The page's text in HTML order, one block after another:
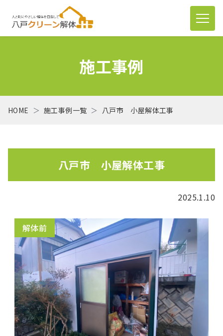
施工事例
HOME 施工事例一覧 八戸市 小屋解体工事
八戸市 小屋解体工事
2025.1.10
解体前